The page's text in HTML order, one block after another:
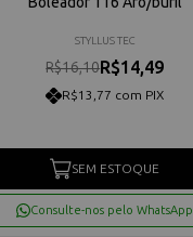
STYLLUS TEC
R$16,10R$14,49
R$13,77 com PIX
SEM ESTOQUE
Consulte-nos pelo WhatsApp